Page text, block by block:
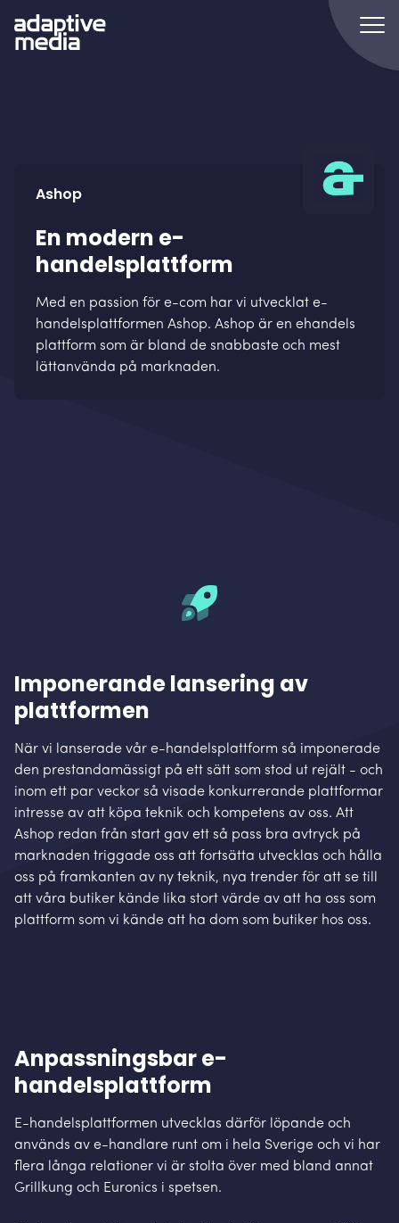
Ashop
En modern e-
handelsplattform
Med en passion för e-com har vi utvecklat e-
handelsplattformen Ashop. Ashop är en ehandels
plattform som är bland de snabbaste och mest
lättanvända på marknaden.
Imponerande lansering av
plattformen
När vi lanserade vår e-handelsplattform så imponerade
den prestandamässigt på ett sätt som stod ut rejält - och
inom ett par veckor så visade konkurrerande plattformar
intresse av att köpa teknik och kompetens av oss. Att
Ashop redan från start gav ett så pass bra avtryck på
marknaden triggade oss att fortsätta utvecklas och hålla
oss på framkanten av ny teknik, nya trender för att se till
att våra butiker kände lika stort värde av att ha oss som
plattform som vi kände att ha dom som butiker hos oss.
Anpassningsbar e-
handelsplattform
E-handelsplattformen utvecklas därför löpande och
används av e-handlare runt om i hela Sverige och vi har
flera långa relationer vi är stolta över med bland annat
Grillkung och Euronics i spetsen.